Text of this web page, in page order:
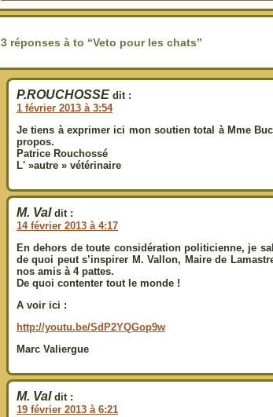
3 réponses à to “Veto pour les chats”
P.ROUCHOSSE dit :
1 février 2013 à 3:54
Je tiens à exprimer ici mon soutien total à Mme
propos.
Patrice Rouchossé
L' »autre » vétérinaire
M. Val dit :
14 février 2013 à 4:17
En dehors de toute considération politicienne, je
de quoi peut s’inspirer M. Vallon, Maire de
nos amis à 4 pattes.
De quoi contenter tout le monde !
A voir ici :
http://youtu.be/SdP2YQGop9w
Marc Valiergue
M. Val dit :
19 février 2013 à 6:21